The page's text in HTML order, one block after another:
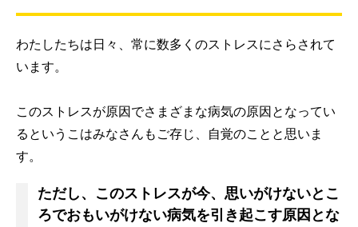
わたしたちは日々、常に数多くのストレスにさらされて
います。
このストレスが原因でさまざまな病気の原因となってい
るというこはみなさんもご存じ、自覚のことと思いま
す。
ただし、このストレスが今、思いがけないとこ
ろでおもいがけない病気を引き起こす原因とな